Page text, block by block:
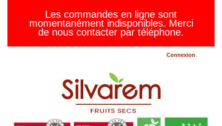
Les commandes en ligne sont
momentanément indisponibles. Merci
de nous contacter par téléphone.
Connexion